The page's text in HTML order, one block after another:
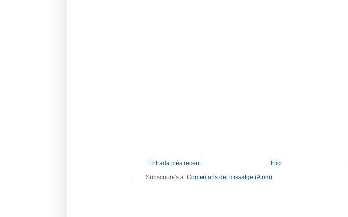
Entrada més recent
Inici
Subscriure's a: Comentaris del missatge (Atom)